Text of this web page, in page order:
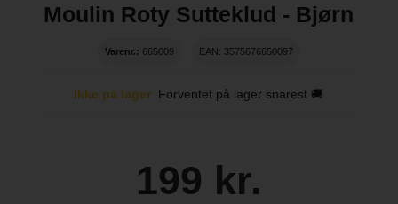
Moulin Roty Sutteklud - Bjørn
Varenr.: 665009 EAN: 3575676650097
Ikke på lager Forventet på lager snarest 🚚
199 kr.